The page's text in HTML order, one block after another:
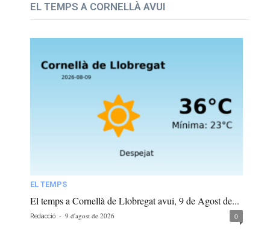
EL TEMPS A CORNELLÀ AVUI
EL TEMPS
El temps a Cornellà de Llobregat avui, 9 de Agost de...
Redacció - 9 d'agost de 2026 0